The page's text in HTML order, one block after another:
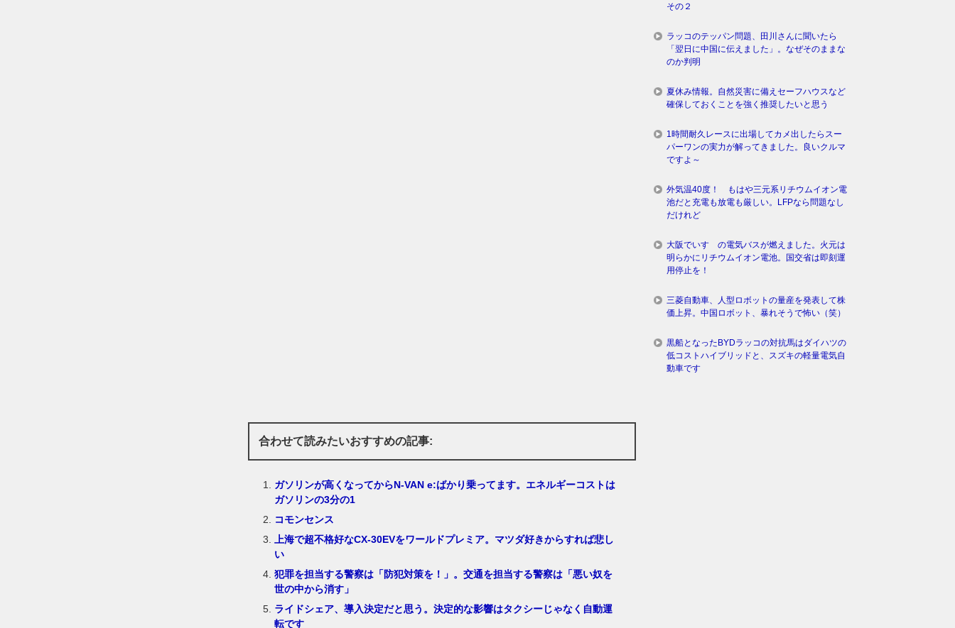
合わせて読みたいおすすめの記事:
ガソリンが高くなってからN-VAN e:ばかり乗ってます。エネルギーコストは
ガソリンの3分の1
コモンセンス
上海で超不格好なCX-30EVをワールドプレミア。マツダ好きからすれば悲し
い
犯罪を担当する警察は「防犯対策を！」。交通を担当する警察は「悪い奴を
世の中から消す」
ライドシェア、導入決定だと思う。決定的な影響はタクシーじゃなく自動運
転です
その２
ラッコのテッパン問題、田川さんに聞いたら
「翌日に中国に伝えました」。なぜそのままな
のか判明
夏休み情報。自然災害に備えセーフハウスなど
確保しておくことを強く推奨したいと思う
1時間耐久レースに出場してカメ出したらスー
パーワンの実力が解ってきました。良いクルマ
ですよ～
外気温40度！ もはや三元系リチウムイオン電
池だと充電も放電も厳しい。LFPなら問題なし
だけれど
大阪でいすゞの電気バスが燃えました。火元は
明らかにリチウムイオン電池。国交省は即刻運
用停止を！
三菱自動車、人型ロボットの量産を発表して株
価上昇。中国ロボット、暴れそうで怖い（笑）
黒船となったBYDラッコの対抗馬はダイハツの
低コストハイブリッドと、スズキの軽量電気自
動車です